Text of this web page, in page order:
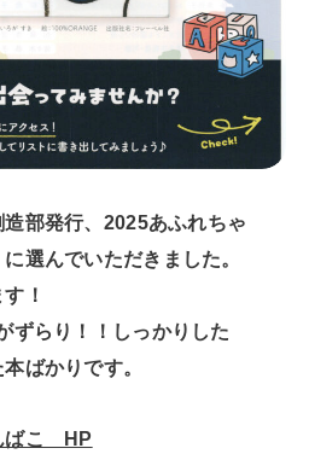
部発行、2025あふれちゃ
選んでいただきました。
！
ずらり！！しっかりした
ばかりです。
ばこ HP